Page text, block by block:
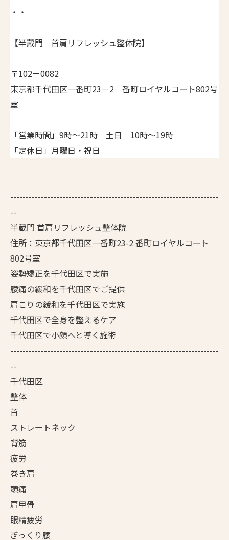
・・
【半蔵門 首肩リフレッシュ整体院】
〒102－0082
東京都千代田区一番町23－2 番町ロイヤルコート802号
室
「営業時間」9時～21時 土日 10時～19時
「定休日」月曜日・祝日
--------------------------------------------------------------------
--
半蔵門 首肩リフレッシュ整体院
住所：東京都千代田区一番町23-2 番町ロイヤルコート
802号室
姿勢矯正を千代田区で実施
腰痛の緩和を千代田区でご提供
肩こりの緩和を千代田区で実施
千代田区で全身を整えるケア
千代田区で小顔へと導く施術
--------------------------------------------------------------------
--
千代田区
整体
首
ストレートネック
背筋
疲労
巻き肩
頭痛
肩甲骨
眼精疲労
ぎっくり腰